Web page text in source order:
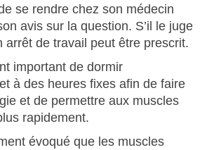
se rendre chez son médecin
avis sur la question. S’il le juge
arrêt de travail peut être prescrit.
important de dormir
à des heures fixes afin de faire
et de permettre aux muscles
rapidement.
évoqué que les muscles